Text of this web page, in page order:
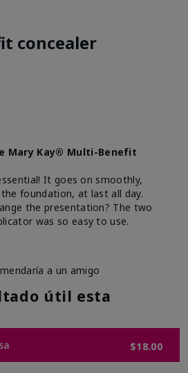
$18.00
concealer
Mary Kay® Multi-Benefit
It goes on smoothly,
foundation, at last all day.
the presentation? The two
was so easy to use.
a un amigo
útil esta